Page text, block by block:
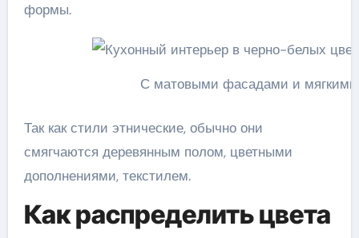
формы.
С матовыми фасадами и
Так как стили этнические, обычно они
смягчаются деревянным полом, цветными
дополнениями, текстилем.
Как распределить цвета